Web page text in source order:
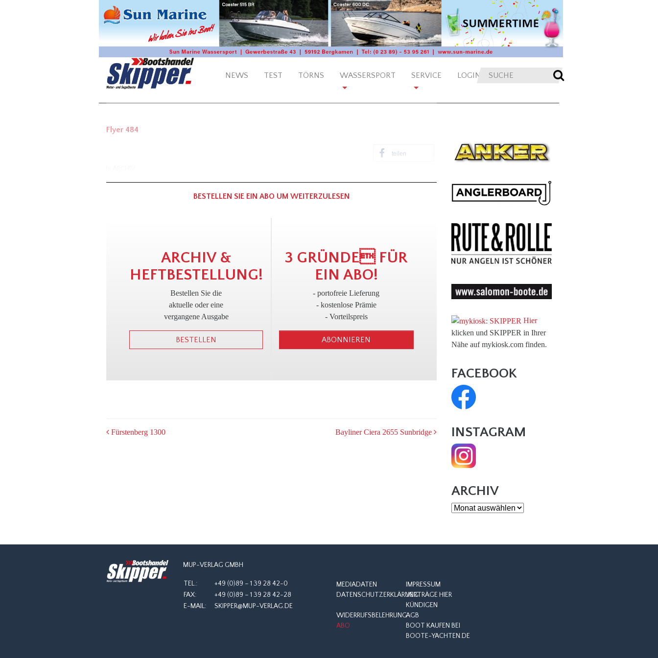
NEWS TEST TÖRNS WASSERSPORT SERVICE LOGIN
Flyer 484
teilen
BESTELLEN SIE EIN ABO UM WEITERZULESEN
!
ARCHIV &
HEFTBESTELLUNG!
Bestellen Sie die
aktuelle oder eine
vergangene Ausgabe
BESTELLEN 3
3 GRÜNDE FÜR
EIN ABO!
- portofreie Lieferung
- kostenlose Prämie
- Vorteilspreis
ABONNIEREN
POST
Fürstenberg 1300 Bayliner Ciera 2655 Sunbridge
Hier
klicken und SKIPPER in Ihrer
Nähe auf mykiosk.com finden.
FACEBOOK
INSTAGRAM
ARCHIV
Archiv
MUP-VERLAG GMBH
TEL.:
+49 (0)89 – 1 39 28 42-0
FAX:
+49 (0)89 – 1 39 28 42-28
E-MAIL:
SKIPPER@MUP-VERLAG.DE
MEDIADATEN
IMPRESSUM
DATENSCHUTZERKLÄRUNGVERTRÄGE HIER
KÜNDIGEN
WIDERRUFSBELEHRUNGAGB
ABO
BOOT KAUFEN BEI
BOOTE-YACHTEN.DE